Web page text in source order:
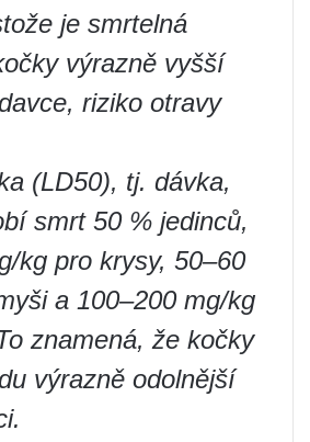
je smrtelná
výrazně vyšší
riziko otravy
(LD50), tj. dávka,
smrt 50 % jedinců,
kg pro krysy, 50–60
a 100–200 mg/kg
znamená, že kočky
výrazně odolnější